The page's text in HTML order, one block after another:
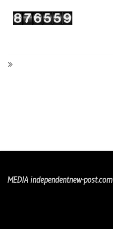
MEDIA independentnew-post.com